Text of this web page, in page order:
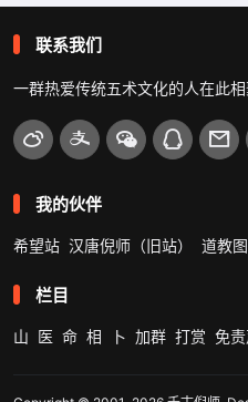
联系我们
一群热爱传统五术文化的人在此相
我的伙伴
希望站 汉唐倪师（旧站） 道教
栏目
山 医 命 相 卜 加群 打赏 免